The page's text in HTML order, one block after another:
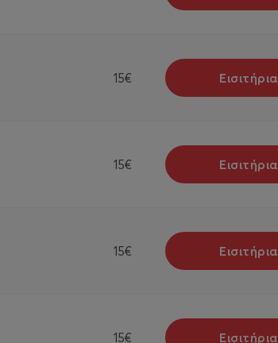
15€ Εισιτήρια
15€ Εισιτήρια
15€ Εισιτήρια
15€ Εισιτήρια